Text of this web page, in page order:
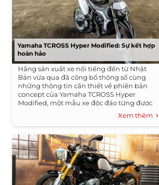
Yamaha TCROSS Hyper Modified: Sự kết hợp
hoàn hảo
Hãng sản xuất xe nổi tiếng đến từ Nhật
Bản vừa qua đã công bố thông số cùng
những thông tin cần thiết về phiên bản
concept của Yamaha TCROSS Hyper
Modified, một mẫu xe độc đáo từng được
Xem thêm